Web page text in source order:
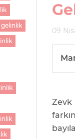
gelinlik
09
Zevk